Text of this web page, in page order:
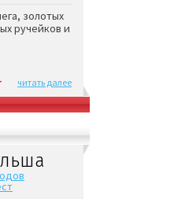
золотых
ручейков и
читать далее